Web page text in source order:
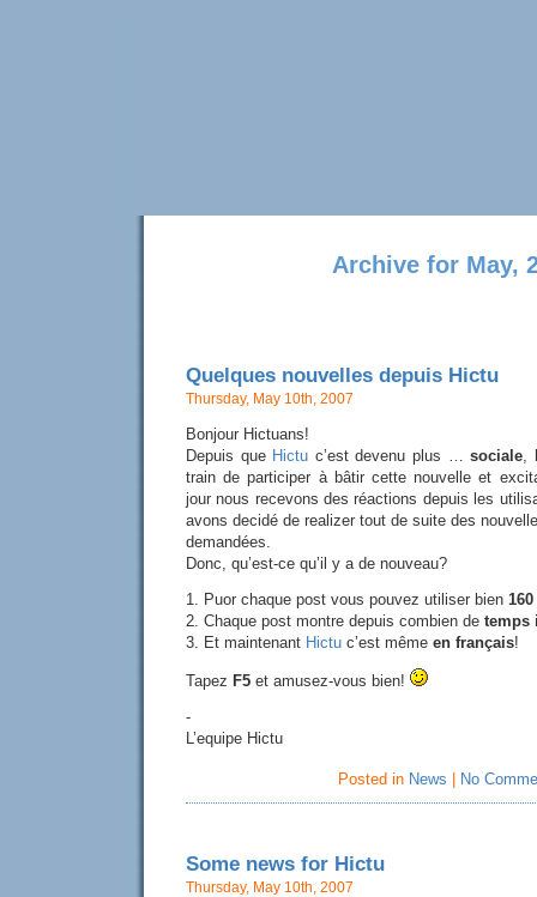
Archive for May,
Quelques nouvelles depuis Hictu
Thursday, May 10th, 2007
Bonjour Hictuans!
Depuis que Hictu c’est devenu plus …sociale,
train de participer à bâtir cette nouvelle et
jour nous recevons des réactions depuis les
avons decidé de realizer tout de suite des
demandées.
Donc, qu’est-ce qu’il y a de nouveau?
1. Puor chaque post vous pouvez utiliser bien
2. Chaque post montre depuis combien de temps
3. Et maintenant Hictu c’est même en français!
Tapez F5 et amusez-vous bien!
-
L’equipe Hictu
Posted in News No
Some news for Hictu
Thursday, May 10th, 2007